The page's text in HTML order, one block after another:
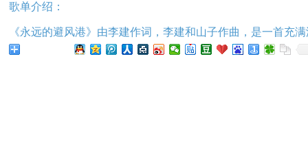
歌单介绍：
《永远的避风港》由李建作词，李建和山子作曲，是一首充